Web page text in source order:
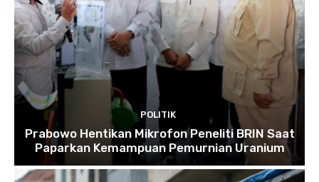
POLITIK
Prabowo Hentikan Mikrofon Peneliti BRIN Saat
Paparkan Kemampuan Pemurnian Uranium